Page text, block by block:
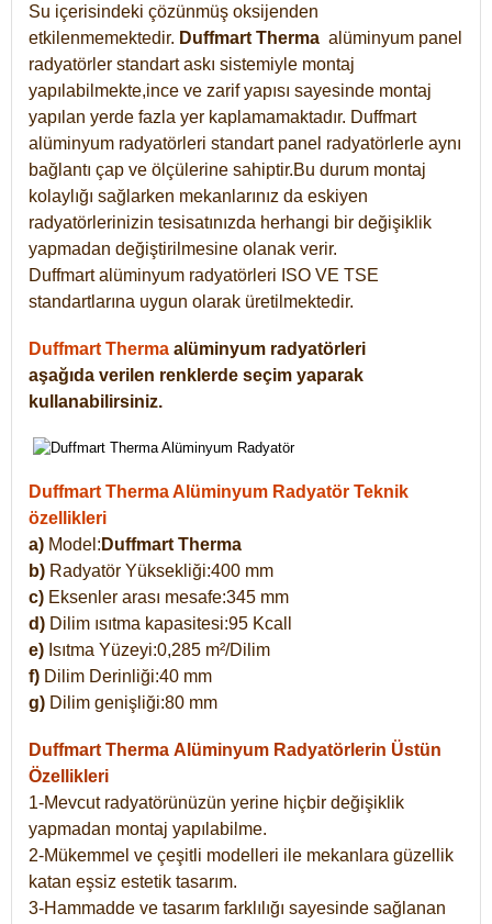
Su içerisindeki çözünmüş oksijenden
etkilenmemektedir. Duffmart Therma alüminyum panel
radyatörler standart askı sistemiyle montaj
yapılabilmekte,ince ve zarif yapısı sayesinde montaj
yapılan yerde fazla yer kaplamamaktadır. Duffmart
alüminyum radyatörleri standart panel radyatörlerle aynı
bağlantı çap ve ölçülerine sahiptir.Bu durum montaj
kolaylığı sağlarken mekanlarınız da eskiyen
radyatörlerinizin tesisatınızda herhangi bir değişiklik
yapmadan değiştirilmesine olanak verir.
Duffmart alüminyum radyatörleri ISO VE TSE
standartlarına uygun olarak üretilmektedir.
Duffmart Therma alüminyum radyatörleri
aşağıda verilen renklerde seçim yaparak
kullanabilirsiniz.
Duffmart Therma Alüminyum Radyatör Teknik
özellikleri
a) Model: Duffmart Therma
b) Radyatör Yüksekliği:400 mm
c) Eksenler arası mesafe:345 mm
d) Dilim ısıtma kapasitesi:95 Kcall
e) Isıtma Yüzeyi:0,285 m²/Dilim
f) Dilim Derinliği:40 mm
g) Dilim genişliği:80 mm
Duffmart Therma Alüminyum Radyatörlerin Üstün
Özellikleri
1-Mevcut radyatörünüzün yerine hiçbir değişiklik
yapmadan montaj yapılabilme.
2-Mükemmel ve çeşitli modelleri ile mekanlara güzellik
katan eşsiz estetik tasarım.
3-Hammadde ve tasarım farklılığı sayesinde sağlanan